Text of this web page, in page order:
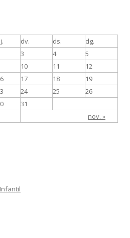
dv. ds. dg.
nov. »
3 4
5
10 11
12
17 18
19
24 25
26
31